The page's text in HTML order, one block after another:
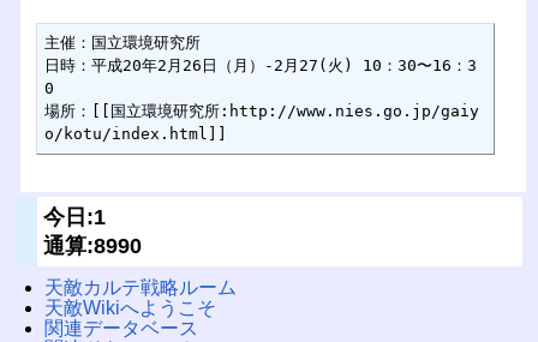
主催：国立環境研究所
日時：平成20年2月26日（月）-2月27(火) 10：30〜16：3
0
場所：[[国立環境研究所:http://www.nies.go.jp/gaiy
o/kotu/index.html]]
今日:1
通算:8990
天敵カルテ戦略ルーム
天敵Wikiへようこそ
関連データベース